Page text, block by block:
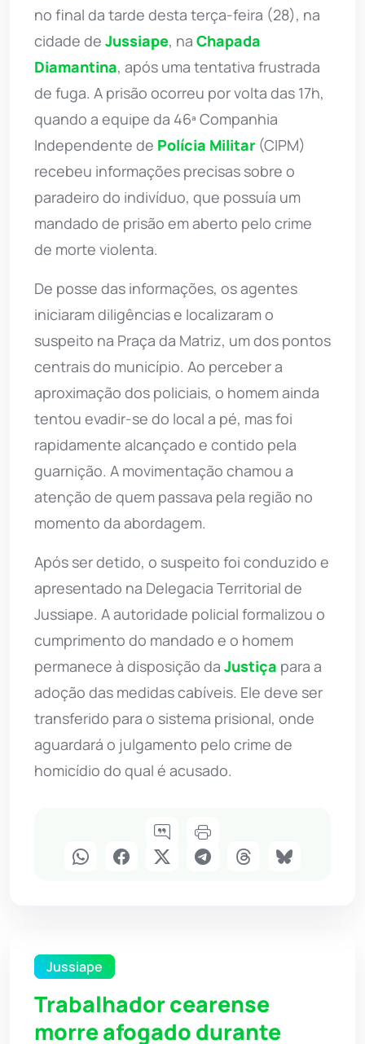
no final da tarde desta terça-feira (28), na
cidade de Jussiape, na Chapada
Diamantina, após uma tentativa frustrada
de fuga. A prisão ocorreu por volta das 17h,
quando a equipe da 46ª Companhia
Independente de Polícia Militar (CIPM)
recebeu informações precisas sobre o
paradeiro do indivíduo, que possuía um
mandado de prisão em aberto pelo crime
de morte violenta.
De posse das informações, os agentes
iniciaram diligências e localizaram o
suspeito na Praça da Matriz, um dos pontos
centrais do município. Ao perceber a
aproximação dos policiais, o homem ainda
tentou evadir-se do local a pé, mas foi
rapidamente alcançado e contido pela
guarnição. A movimentação chamou a
atenção de quem passava pela região no
momento da abordagem.
Após ser detido, o suspeito foi conduzido e
apresentado na Delegacia Territorial de
Jussiape. A autoridade policial formalizou o
cumprimento do mandado e o homem
permanece à disposição da Justiça para a
adoção das medidas cabíveis. Ele deve ser
transferido para o sistema prisional, onde
aguardará o julgamento pelo crime de
homicídio do qual é acusado.
Jussiape
Trabalhador cearense
morre afogado durante